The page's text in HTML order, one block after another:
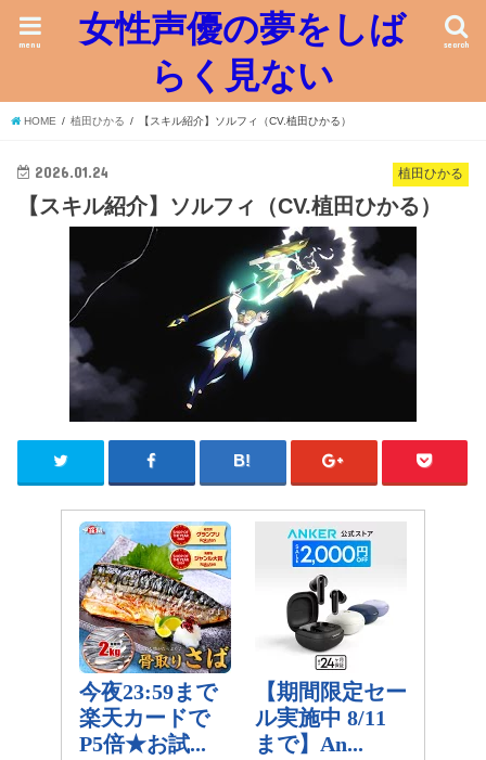
女性声優の夢をしば
らく見ない
search
menu
HOME 植田ひかる 【スキル紹介】ソルフィ（CV.植田ひかる）
植田ひかる
2026.01.24
【スキル紹介】ソルフィ（CV.植田ひかる）